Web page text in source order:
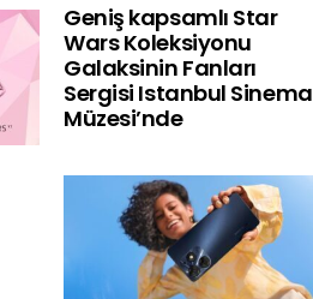
Geniş kapsamlı Star
Wars Koleksiyonu
Galaksinin Fanları
Sergisi Istanbul Sinema
Müzesi’nde